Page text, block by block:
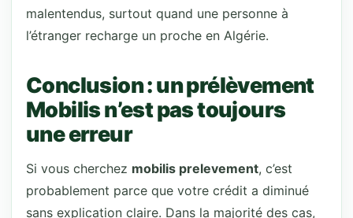
malentendus, surtout quand une personne à
l’étranger recharge un proche en Algérie.
Conclusion : un prélèvement
Mobilis n’est pas toujours
une erreur
Si vous cherchez mobilis prelevement, c’est
probablement parce que votre crédit a diminué
sans explication claire. Dans la majorité des cas,